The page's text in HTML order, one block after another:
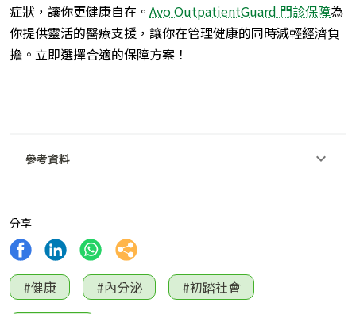
症狀，讓你更健康自在。 Avo OutpatientGuard 門診保障為
你提供靈活的醫療支援，讓你在管理健康的同時減輕經濟負
擔。立即選擇合適的保障方案！
參考資料
分享
#健康 #內分泌
#初踏社會